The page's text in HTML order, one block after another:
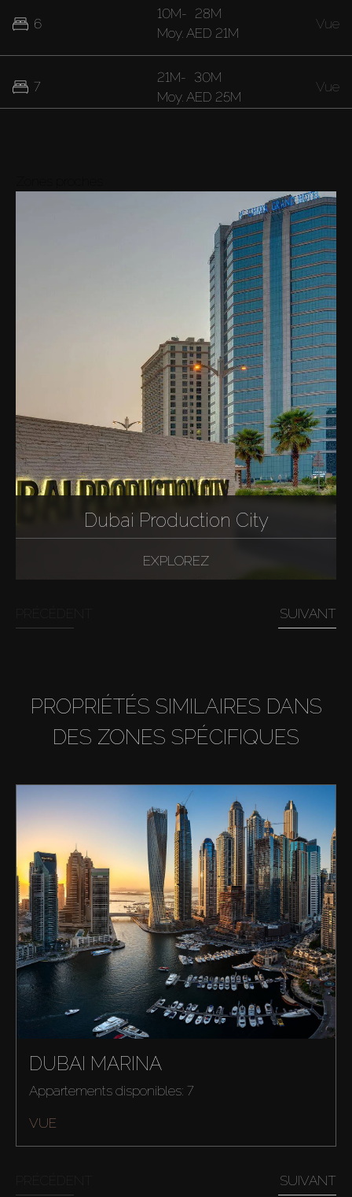
Louer
6
7
10M- 28M
Moy. AED 21M
Vue
21M- 30M
Moy. AED 25M
Vue
Dubai Production City
EXPLOREZ
SUIVANT
PROPRIÉTÉS SIMILAIRES DANS
DES ZONES SPÉCIFIQUES
DUBAI MARINA
Appartements disponibles: 7
VUE
SUIVANT